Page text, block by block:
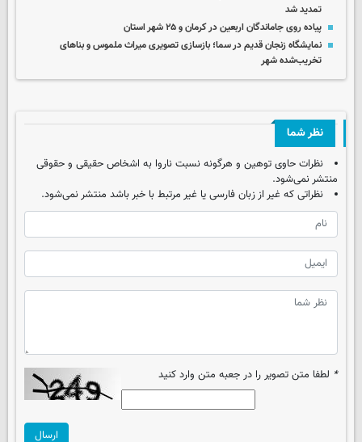
تمدید شد
پیاده روی جاماندگان اربعین در کرمان و ۲۵ شهر استان
نمایشگاه زنجان قدیم در سما؛ بازسازی تصویری میراث ملموس و بناهای
تخریب‌شده شهر
نظر شما
نظرات حاوی توهین و هرگونه نسبت ناروا به اشخاص حقیقی و حقوقی
منتشر نمی‌شود.
نظراتی که غیر از زبان فارسی یا غیر مرتبط با خبر باشد منتشر نمی‌شود.
* لطفا متن تصویر را در جعبه متن وارد کنید
ارسال